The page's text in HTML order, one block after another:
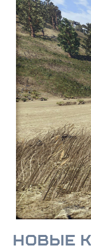
НОВЫЕ